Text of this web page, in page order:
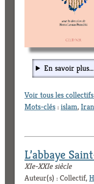
En savoir plus...
Voir tous les
Mots-clés:islam,Iran
L’abbaye
XIe-XXIe siècle
Auteur(s) : Collectif,